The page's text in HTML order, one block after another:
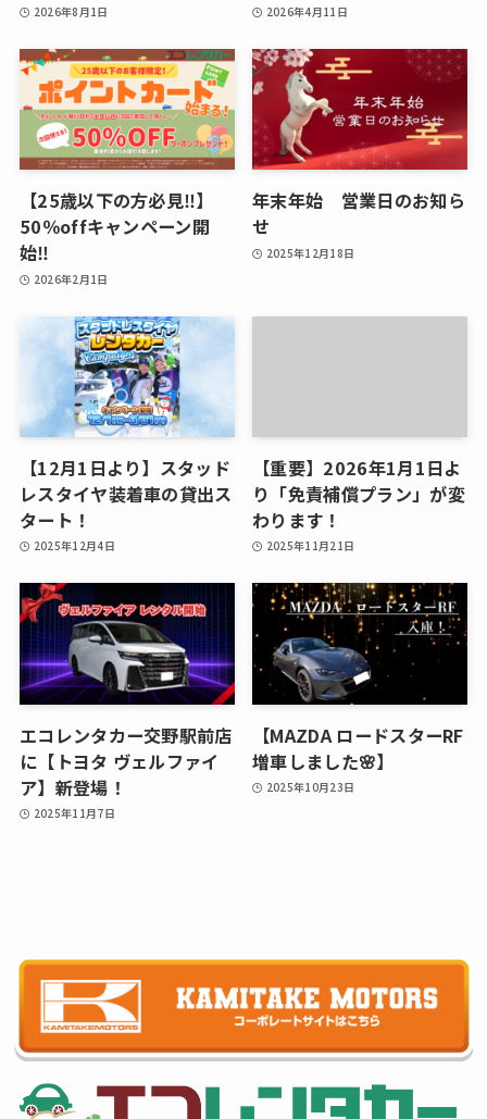
2026年8月1日 2026年4月11日
【25歳以下の方必見‼】
50％offキャンペーン開
始‼
2026年2月1日
年末年始 営業日のお知ら
せ
2025年12月18日
【12月1日より】スタッド
レスタイヤ装着車の貸出ス
タート！
2025年12月4日
【重要】2026年1月1日よ
り「免責補償プラン」が変
わります！
2025年11月21日
エコレンタカー交野駅前店
に【トヨタ ヴェルファイ
ア】新登場！
2025年11月7日
【MAZDA ロードスターRF
増車しました🌸】
2025年10月23日